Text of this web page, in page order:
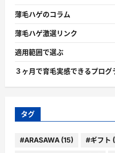
薄毛ハゲのコラム
薄毛ハゲ激選リンク
適用範囲で選ぶ
３ヶ月で育毛実感できるプログ
タグ
#ARASAWA (15) #ギフト